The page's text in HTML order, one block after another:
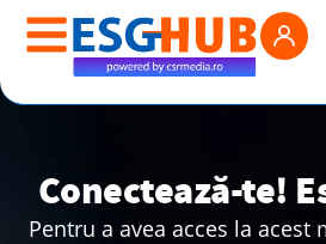
Conectează-te!
Pentru a avea acces la acest